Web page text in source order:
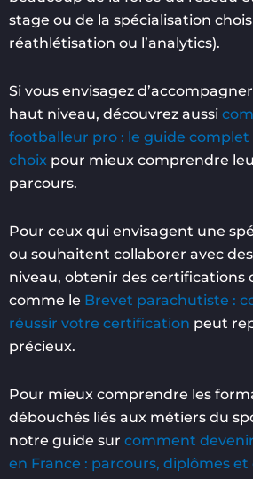
stage ou de la spécialisation
réathlétisation ou l’analytics).
Si vous envisagez
haut niveau, découvrez aussi
footballeur pro : le guide complet
choix pour mieux comprendre
parcours.
Pour ceux qui envisagent une
ou souhaitent collaborer avec
niveau, obtenir des certifications
comme le Brevet parachutiste :
réussir votre certification peut
précieux.
Pour mieux comprendre les
débouchés liés aux métiers du
notre guide sur comment
en France : parcours, diplômes